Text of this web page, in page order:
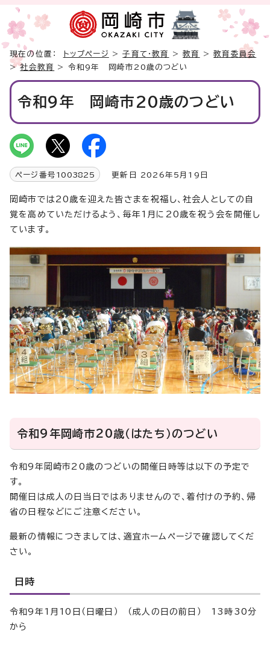
現在の位置： トップページ >子育て・教育 >教育 >教育委員会
>社会教育 > 令和9年 岡崎市20歳のつどい
令和9年 岡崎市20歳のつどい
ページ番号 1003825 更新日 2026年5月19日
岡崎市では20歳を迎えた皆さまを祝福し、社会人としての自
覚を高めていただけるよう、毎年1月に20歳を祝う会を開催し
ています。
令和9年岡崎市20歳（はたち）のつどい
令和9年岡崎市20歳のつどいの開催日時等は以下の予定で
す。
開催日は成人の日当日ではありませんので、着付けの予約、帰
省の日程などにご注意ください。
最新の情報につきましては、適宜ホームページで確認してくだ
さい。
日時
令和9年1月10日（日曜日） （成人の日の前日） 13時30分
から